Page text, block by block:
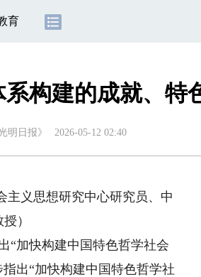
育
构建的成就、特
明日报》 2026-05-12 02:40
义思想研究中心研究员、中
）
加快构建中国特色哲学社会
出“加快构建中国特色哲学社